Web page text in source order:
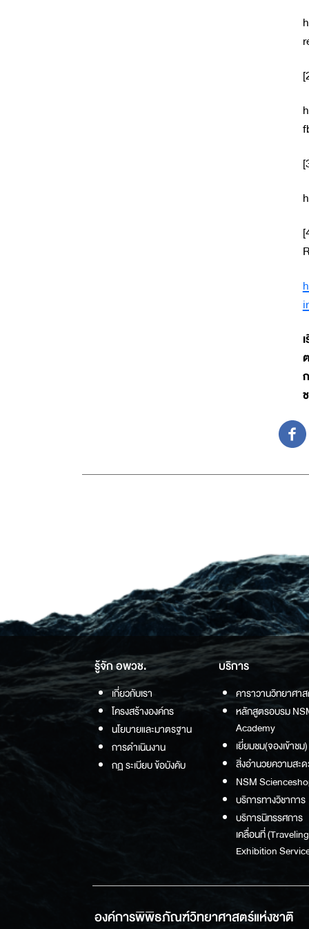
รู้จัก อพวช.
เกี่ยวกับเรา
โครงสร้างองค์กร
นโยบายและมาตรฐาน
การดำเนินงาน
กฏ ระเบียบ ข้อบังคับ
บริการ
คาราวานวิทยาศา
หลักสูตรอบรม
Academy
เยี่ยมชม(จองเข้าชม)
สิ่งอำนวยความสะ
NSM
บริการทางวิชาการ
บริการนิทรรศการ
เคลื่อนที่ (Traveling
Exhibition
องค์การพิพิธภัณฑ์วิทยาศาสตร์แห่งชาติ